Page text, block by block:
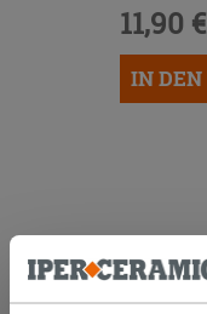
11,90 €
IN DEN